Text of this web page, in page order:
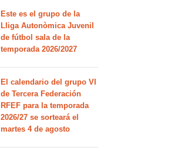
Este es el grupo de la
Lliga Autonòmica Juvenil
de fútbol sala de la
temporada 2026/2027
El calendario del grupo VI
de Tercera Federación
RFEF para la temporada
2026/27 se sorteará el
martes 4 de agosto